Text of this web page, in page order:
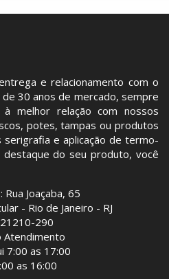
e relacionamento com o
30 anos de mercado, sempre
à melhor relação com nossos
potes, tampas ou produtos
e aplicação de termo-
do seu produto, você
Rua Joaçaba, 65
- Rio de Janeiro - RJ
290
Atendimento
7:00 as 17:00
as 16:00